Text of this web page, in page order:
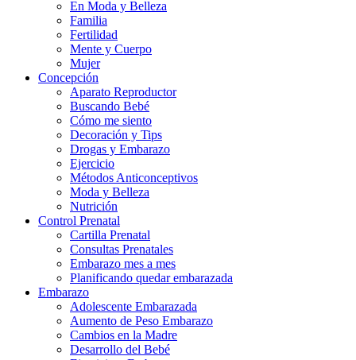
En Moda y Belleza
Familia
Fertilidad
Mente y Cuerpo
Mujer
Concepción
Aparato Reproductor
Buscando Bebé
Cómo me siento
Decoración y Tips
Drogas y Embarazo
Ejercicio
Métodos Anticonceptivos
Moda y Belleza
Nutrición
Control Prenatal
Cartilla Prenatal
Consultas Prenatales
Embarazo mes a mes
Planificando quedar embarazada
Embarazo
Adolescente Embarazada
Aumento de Peso Embarazo
Cambios en la Madre
Desarrollo del Bebé